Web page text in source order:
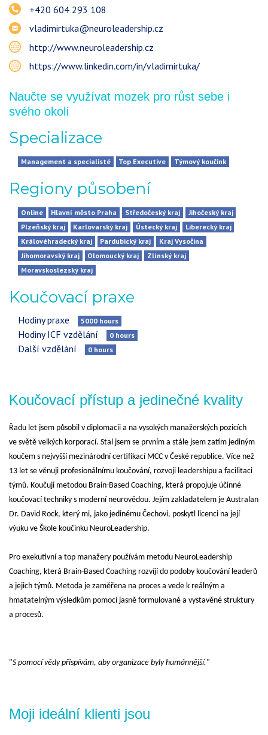
+420 604 293 108
vladimirtuka@neuroleadership.cz
http://www.neuroleadership.cz
https://www.linkedin.com/in/vladimirtuka/
Naučte se využívat mozek pro růst sebe i
svého okolí
Specializace
Management a specialisté Top Executive Týmový koučink
Regiony působení
Online Hlavní město Praha Středočeský kraj
Jihočeský kraj
Plzeňský kraj
Karlovarský kraj Ústecký kraj
Liberecký kraj
Královéhradecký kraj
Pardubický kraj
Kraj Vysočina
Jihomoravský kraj
Olomoucký kraj
Zlínský kraj
Moravskoslezský kraj
Koučovací praxe
Hodiny praxe 5000 hours
Hodiny ICF vzdělání 0 hours
Další vzdělání 0 hours
Koučovací přístup a jedinečné kvality
Řadu let jsem působil v diplomacii a na vysokých manažerských pozicích
ve světě velkých korporací. Stal jsem se prvním a stále jsem zatím jediným
koučem s nejvyšší mezinárodní certifikací MCC v České republice. Více než
13 let se věnuji profesionálnímu koučování, rozvoji leadershipu a facilitaci
týmů. Koučuji metodou Brain-Based Coaching, která propojuje účinné
koučovací techniky s moderní neurovědou. Jejím zakladatelem je Australan
Dr. David Rock, který mi, jako jedinému Čechovi, poskytl licenci na její
výuku ve Škole koučinku NeuroLeadership.
Pro exekutivní a top manažery používám metodu NeuroLeadership
Coaching, která Brain-Based Coaching rozvíjí do podoby koučování leaderů
a jejich týmů. Metoda je zaměřena na proces a vede k reálným a
hmatatelným výsledkům pomocí jasně formulované a vystavěné struktury
a procesů.
"S pomocí vědy přispívám, aby organizace byly humánnější."
Moji ideální klienti jsou